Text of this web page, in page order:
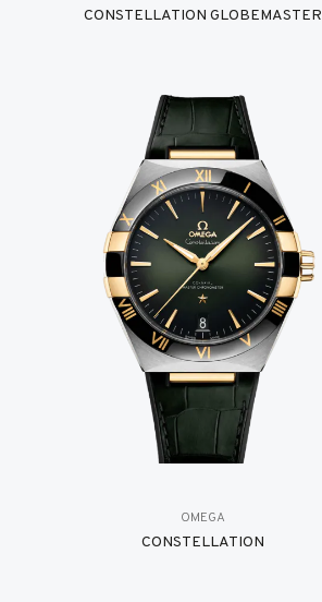
CONSTELLATION GLOBEMASTER
OMEGA
CONSTELLATION